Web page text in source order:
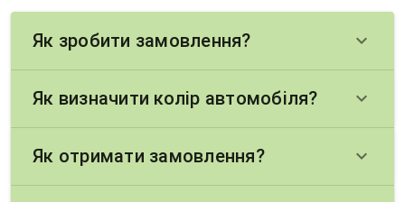
Як зробити замовлення? keyboard_arrow_down
Як визначити колір автомобіля? keyboard_arrow_down
Як отримати замовлення? keyboard_arrow_down